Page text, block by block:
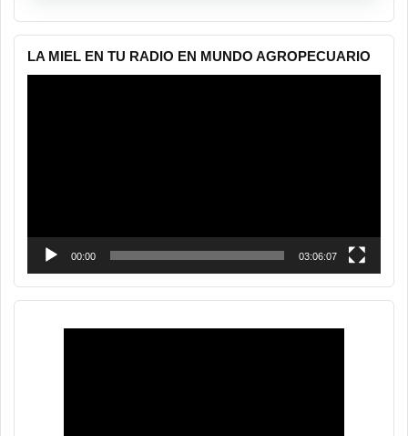
LA MIEL EN TU RADIO EN MUNDO AGROPECUARIO
00:00 03:06:07